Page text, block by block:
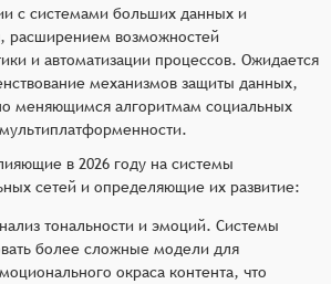
с системами больших данных и
расширением возможностей
и автоматизации процессов. Ожидается
механизмов защиты данных,
меняющимся алгоритмам социальных
в 2026 году на системы
сетей и определяющие их развитие:
тональности и эмоций. Системы
более сложные модели для
окраса контента, что